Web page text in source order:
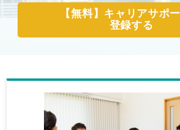
【無料】キャリアサポ
登録する